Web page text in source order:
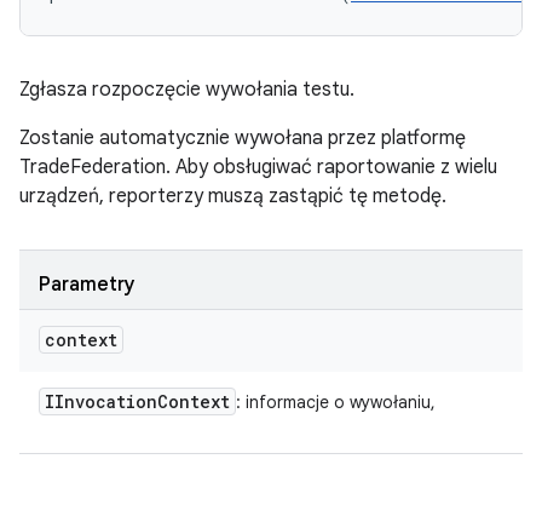
Zgłasza rozpoczęcie wywołania testu.
Zostanie automatycznie wywołana przez platformę
TradeFederation. Aby obsługiwać raportowanie z wielu
urządzeń, reporterzy muszą zastąpić tę metodę.
Parametry
context
IInvocationContext : informacje o wywołaniu,